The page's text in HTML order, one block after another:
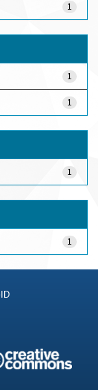
1
1
1
1
1